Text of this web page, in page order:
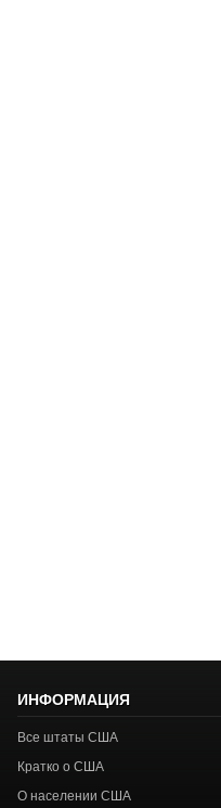
ИНФОРМАЦИЯ
Все штаты США
Кратко о США
О населении США